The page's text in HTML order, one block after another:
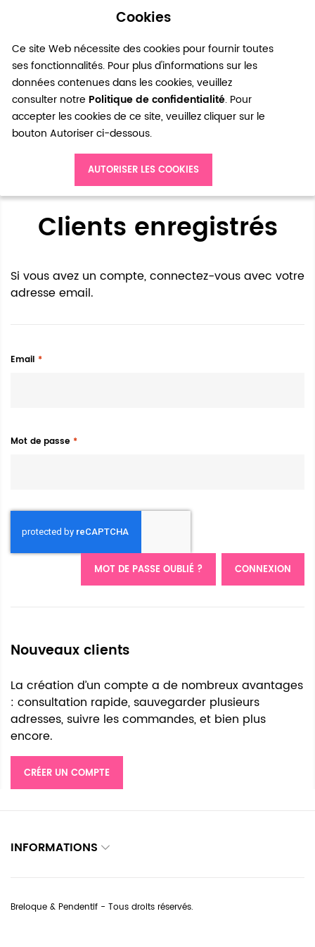
Cookies
Ce site Web nécessite des cookies pour fournir toutes
ses fonctionnalités. Pour plus d'informations sur les
données contenues dans les cookies, veuillez
consulter notre Politique de confidentialité. Pour
accepter les cookies de ce site, veuillez cliquer sur le
bouton Autoriser ci-dessous.
AUTORISER LES COOKIES
0
Accès client
Clients enregistrés
Si vous avez un compte, connectez-vous avec votre
adresse email.
Email
Mot de passe
CONNEXION
MOT DE PASSE OUBLIÉ ?
Nouveaux clients
La création d’un compte a de nombreux avantages
: consultation rapide, sauvegarder plusieurs
adresses, suivre les commandes, et bien plus
encore.
CRÉER UN COMPTE
INFORMATIONS
Breloque & Pendentif - Tous droits réservés.